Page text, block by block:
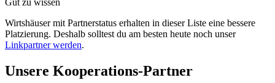
Wirtshäuser mit Partnerstatus erhalten in dieser Liste eine bessere
Platzierung. Deshalb solltest du am besten heute noch unser
Linkpartner werden.
Unsere Kooperations-Partner